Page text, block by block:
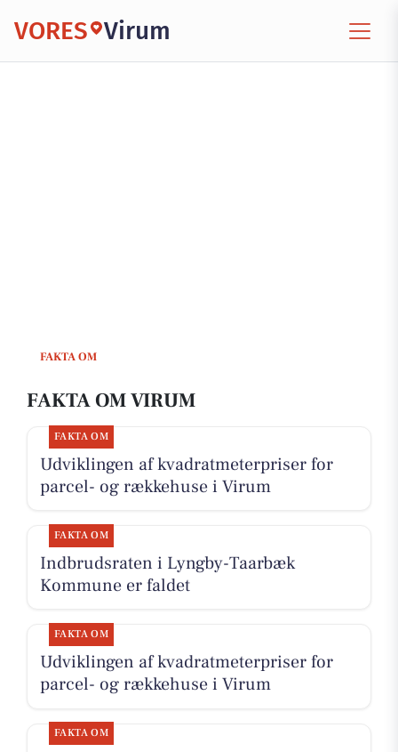
VORES Virum
FAKTA OM
FAKTA OM VIRUM
FAKTA OM
Udviklingen af kvadratmeterpriser for
parcel- og rækkehuse i Virum
FAKTA OM
Indbrudsraten i Lyngby-Taarbæk
Kommune er faldet
FAKTA OM
Udviklingen af kvadratmeterpriser for
parcel- og rækkehuse i Virum
FAKTA OM